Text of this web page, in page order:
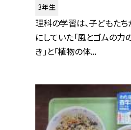
3年生
理科の学習は、子どもた
にしていた「風とゴムの力
き」と「植物の体...